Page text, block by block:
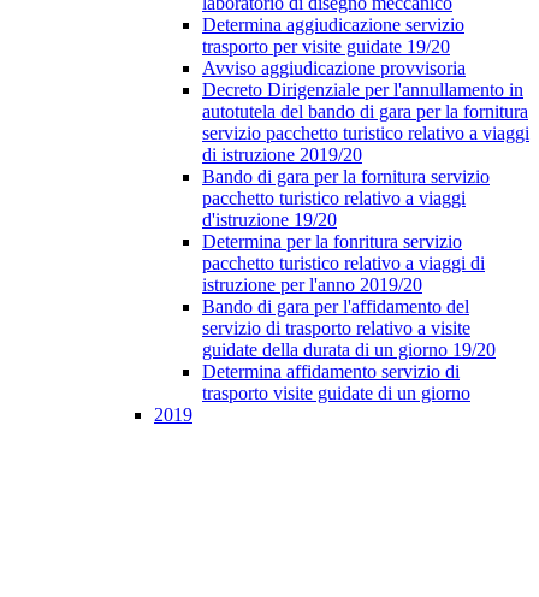
Determina aggiudicazione servizio
trasporto per visite guidate 19/20
Avviso aggiudicazione provvisoria
Decreto Dirigenziale per l'annullamento in
autotutela del bando di gara per la fornitura
servizio pacchetto turistico relativo a viaggi
di istruzione 2019/20
Bando di gara per la fornitura servizio
pacchetto turistico relativo a viaggi
d'istruzione 19/20
Determina per la fonritura servizio
pacchetto turistico relativo a viaggi di
istruzione per l'anno 2019/20
Bando di gara per l'affidamento del
servizio di trasporto relativo a visite
guidate della durata di un giorno 19/20
Determina affidamento servizio di
trasporto visite guidate di un giorno
2019